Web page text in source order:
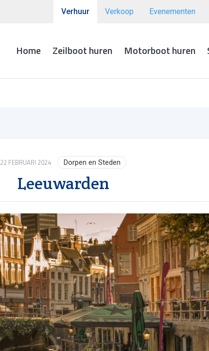
Verhuur Verkoop Evenementen
Home Zeilboot huren Motorboot huren
22 FEBRUARI 2024 Dorpen en Steden
Leeuwarden